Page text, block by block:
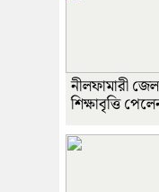
নীলফামারী
শিক্ষাবৃত্তি